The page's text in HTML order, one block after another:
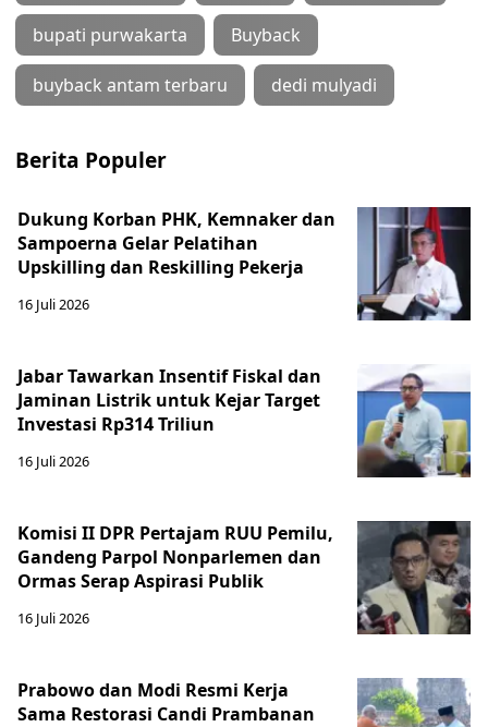
bupati purwakarta Buyback
buyback antam terbaru dedi mulyadi
Berita Populer
Dukung Korban PHK, Kemnaker dan
Sampoerna Gelar Pelatihan
Upskilling dan Reskilling Pekerja
16 Juli 2026
Jabar Tawarkan Insentif Fiskal dan
Jaminan Listrik untuk Kejar Target
Investasi Rp314 Triliun
16 Juli 2026
Komisi II DPR Pertajam RUU Pemilu,
Gandeng Parpol Nonparlemen dan
Ormas Serap Aspirasi Publik
16 Juli 2026
Prabowo dan Modi Resmi Kerja
Sama Restorasi Candi Prambanan